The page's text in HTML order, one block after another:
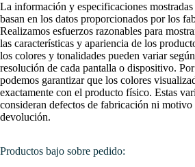
La información y especificaciones
basan en los datos proporcionados por los
Realizamos esfuerzos razonables para
las características y apariencia de los
los colores y tonalidades pueden variar
resolución de cada pantalla o dispositivo.
podemos garantizar que los colores
exactamente con el producto físico. Estas
consideran defectos de fabricación ni
devolución.
Productos bajo sobre pedido: